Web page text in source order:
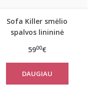
Sofa Killer smėlio
spalvos linininė
5900€
DAUGIAU